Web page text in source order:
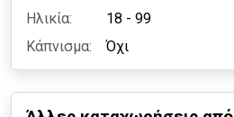
Ηλικία:
18 - 99
Κάπνισμα:
Όχι